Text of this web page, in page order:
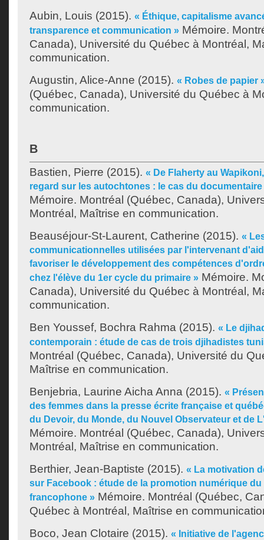
Aubin, Louis (2015). « Éthique, capitalisme
transparence et communication » Mémoire.
Canada), Université du Québec à Montréal,
communication.
Augustin, Alice-Anne (2015). « Robes de papier
(Québec, Canada), Université du Québec à
communication.
B
Bastien, Pierre (2015). « De Flaherty au
regard sur les autochtones : le cas du documentaire
Mémoire. Montréal (Québec, Canada),
Montréal, Maîtrise en communication.
Beauséjour-St-Laurent, Catherine (2015). «
communicationnelles utilisées par l'intervenant
favoriser le développement des compétences
chez l'élève du 1er cycle du primaire » Mémoire.
Canada), Université du Québec à Montréal,
communication.
Ben Youssef, Bochra Rahma (2015). « Le
contemporain : étude de cas de trois djihadistes
Montréal (Québec, Canada), Université du
Maîtrise en communication.
Benjebria, Laurine Aicha Anna (2015). «
des femmes dans la presse écrite française et
du Devoir, du Monde, du Nouvel Observateur et de
Mémoire. Montréal (Québec, Canada),
Montréal, Maîtrise en communication.
Berthier, Jean-Baptiste (2015). « La motivation
sur Facebook : étude de la promotion numérique
francophone » Mémoire. Montréal (Québec,
Québec à Montréal, Maîtrise en
Boco, Jean Clotaire (2015). « Initiative de